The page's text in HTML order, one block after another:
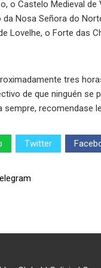
o Castelo Medieval de
Nosa Señora do
Lovelhe, o Forte das
tres
de que ninguén se
recomendase
Twitter